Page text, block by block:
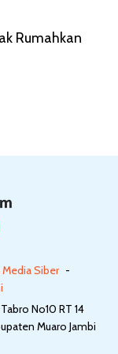
Rumahkan
Siber
No10 RT 14
Muaro Jambi